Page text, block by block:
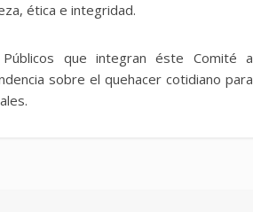
ética e integridad.
que integran éste Comité a
sobre el quehacer cotidiano para